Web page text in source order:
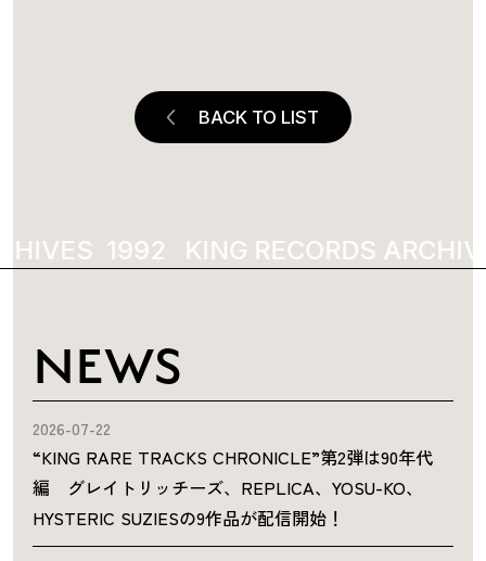
BACK TO LIST
1992 KING RECORDS
NEWS
2026-07-22
“KING RARE TRACKS CHRONICLE”第2弾は90年代
編 グレイトリッチーズ、REPLICA、YOSU-KO、
HYSTERIC SUZIESの9作品が配信開始！